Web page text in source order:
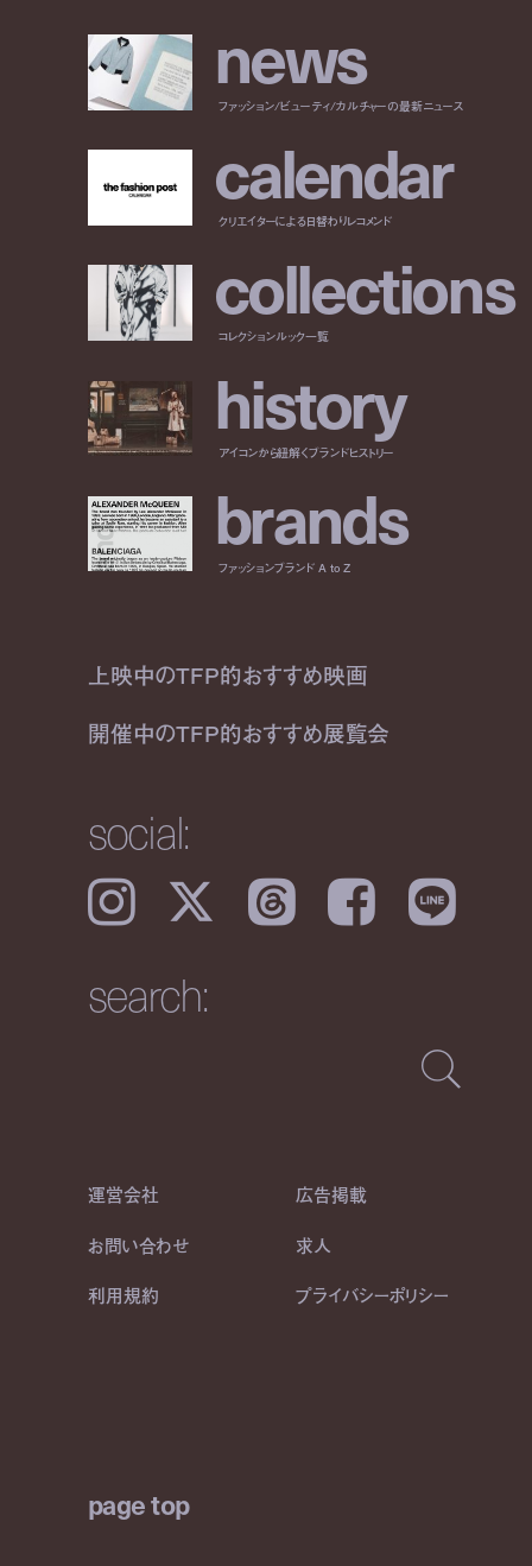
news
ファッション/ビューティ/カルチャーの最新ニュース
calendar
クリエイターによる日替わりレコメンド
collections
コレクションルック一覧
history
アイコンから紐解くブランドヒストリー
brands
ファッションブランド A to Z
上映中のTFP的おすすめ映画
開催中のTFP的おすすめ展覧会
social:
Instagram 𝕏 Threads Facebook LINE
search:
運営会社
広告掲載
お問い合わせ
求人
利用規約 プライバシーポリシー
page top